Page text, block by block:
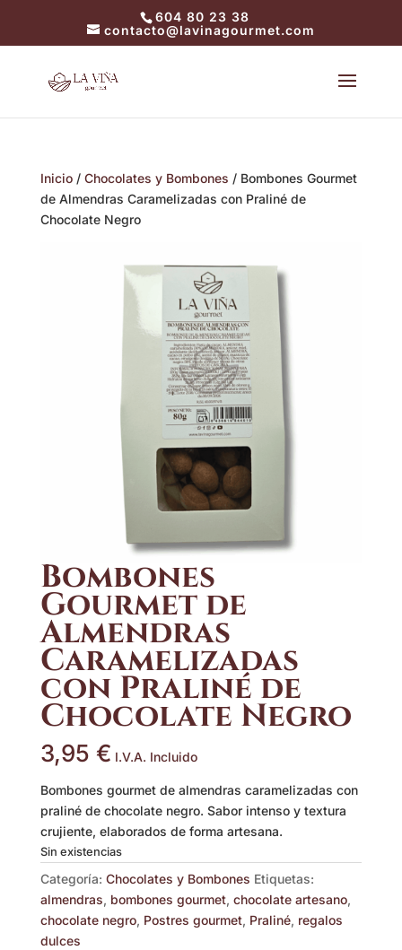
604 80 23 38
contacto@lavinagourmet.com
Inicio/ Chocolates y Bombones / Bombones Gourmet
de Almendras Caramelizadas con Praliné de
Chocolate Negro
Bombones
Gourmet de
Almendras
Caramelizadas
con Praliné de
Chocolate Negro
3,95 € I.V.A. Incluido
Bombones gourmet de almendras caramelizadas con
praliné de chocolate negro. Sabor intenso y textura
crujiente, elaborados de forma artesana.
Sin existencias
Categoría: Chocolates y Bombones Etiquetas:
almendras, bombones gourmet, chocolate artesano,
chocolate negro, Postres gourmet, Praliné, regalos
dulces